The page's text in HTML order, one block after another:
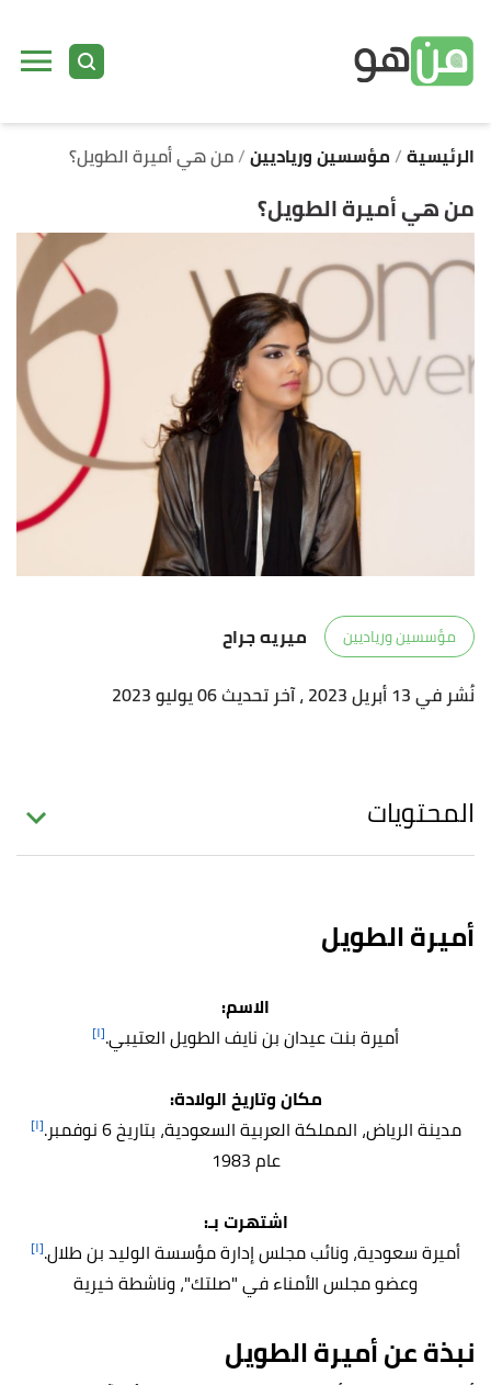
الرئيسية مؤسسين ورياديين من هي أميرة الطويل؟
من هي أميرة الطويل؟
مؤسسين ورياديين
ميريه جراح
نُشر في 13 أبريل 2023
، آخر تحديث 06 يوليو 2023
المحتويات
أميرة الطويل
:الاسم
[١].أميرة بنت عيدان بن نايف الطويل العتيبي
:مكان وتاريخ الولادة
[١].مدينة الرياض، المملكة العربية السعودية، بتاريخ 6 نوفمبر
عام 1983
:اشتهرت بـ
[١].أميرة سعودية، ونائب مجلس إدارة مؤسسة الوليد بن طلال
وعضو مجلس الأمناء في "صلتك"، وناشطة خيرية
نبذة عن أميرة الطويل